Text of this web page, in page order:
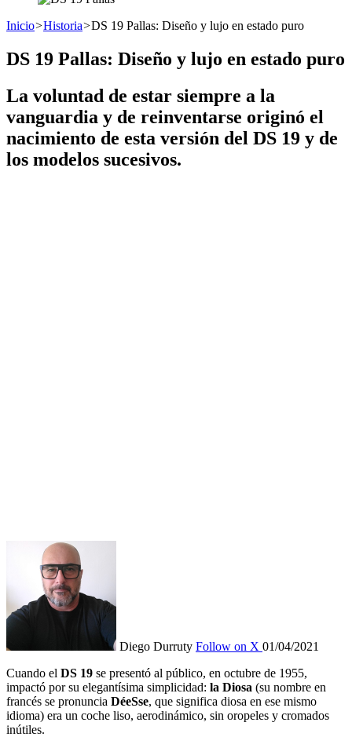
Inicio>Historia>DS 19 Pallas: Diseño y lujo en estado puro
DS 19 Pallas: Diseño y lujo en estado puro
La voluntad de estar siempre a la
vanguardia y de reinventarse originó el
nacimiento de esta versión del DS 19 y de
los modelos sucesivos.
Diego Durruty Follow on X 01/04/2021
Cuando el DS 19 se presentó al público, en octubre de 1955,
impactó por su elegantísima simplicidad: la Diosa (su nombre en
francés se pronuncia DéeSse, que significa diosa en ese mismo
idioma) era un coche liso, aerodinámico, sin oropeles y cromados
inútiles.